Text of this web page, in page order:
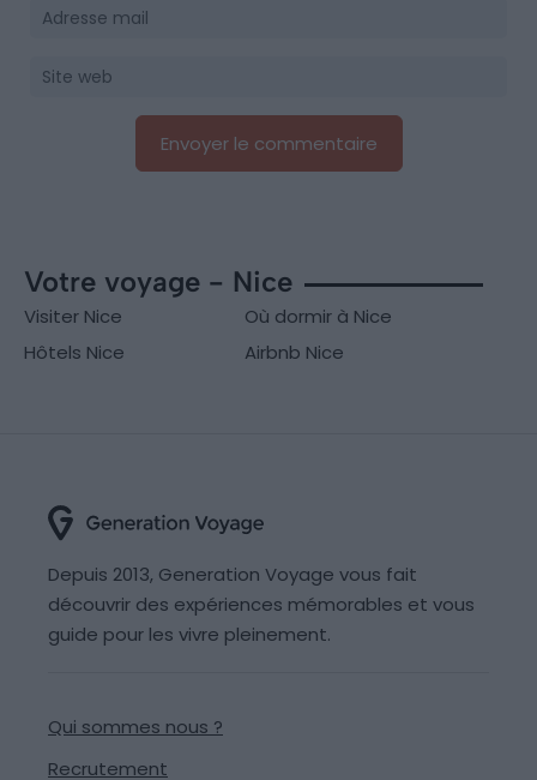
Votre voyage - Nice
Visiter Nice
Où dormir à Nice
Hôtels Nice
Airbnb Nice
Depuis 2013, Generation Voyage vous fait
découvrir des expériences mémorables et vous
guide pour les vivre pleinement.
Qui sommes nous ?
Recrutement